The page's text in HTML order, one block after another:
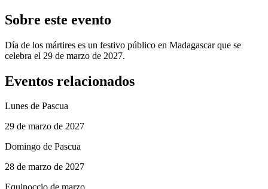
Sobre este evento
Día de los mártires es un festivo público en Madagascar que se
celebra el 29 de marzo de 2027.
Eventos relacionados
Lunes de Pascua
29 de marzo de 2027
Domingo de Pascua
28 de marzo de 2027